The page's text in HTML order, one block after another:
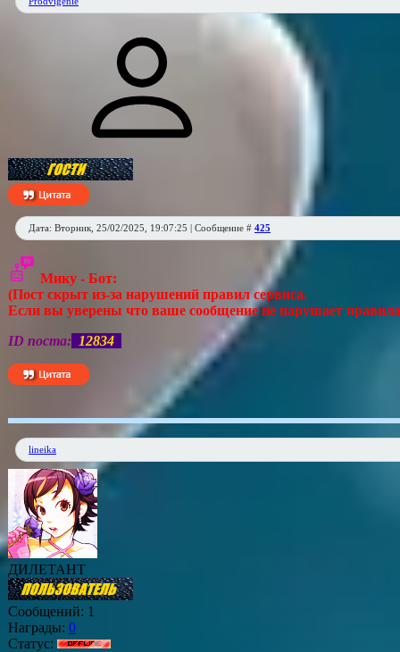
Дата: Вторник, 25/02/2025, 19:07:25 | Сообщение # 425
Мику - Бот:
(Пост скрыт из-за нарушений правил сервиса.
Если вы уверены что ваше сообщение не нарушает
ID поста:
12834
lineika
ДИЛЕТАНТ
Сообщений: 1
Награды: 0
Статус: